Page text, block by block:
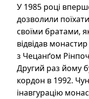
У 1985 році
дозволили поїхати
своїми братами,
відвідав
з Чецанґом
Другий раз йому
кордон в 1992.
інавгурацію